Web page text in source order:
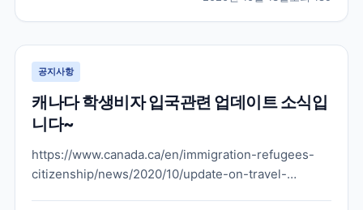
떤 부분으로 늘어날지 아직은 발표된 바는 없지만 캐나
다도 그렇고 뉴질랜드도 학생비자 학생들을 슬슬 받으려
는...
공지사항
캐나다 학생비자 입국관련 업데이트 소식입
니다~
https://www.canada.ca/en/immigration-refugees-
citizenship/news/2020/10/update-on-travel-